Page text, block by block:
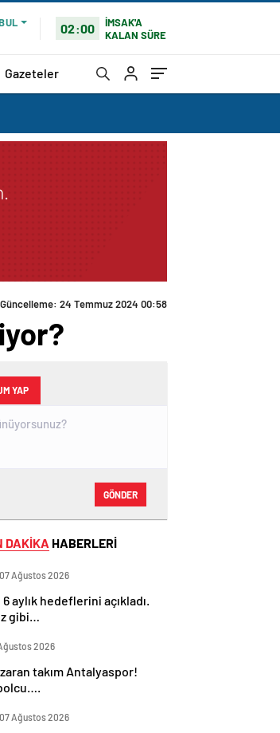
02:00
İMSAK'A
KALAN SÜRE
Gazeteler
Güncelleme: 24 Temmuz 2024 00:58
YAP
GÖNDER
DAKİKA HABERLERİ
07 Ağustos 2026
aylık hedeflerini açıkladı.
gibi…
2026
takım Antalyaspor!
07 Ağustos 2026